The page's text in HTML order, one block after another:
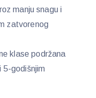
manju snagu i
zatvorenog
klase podržana
5-godišnjim